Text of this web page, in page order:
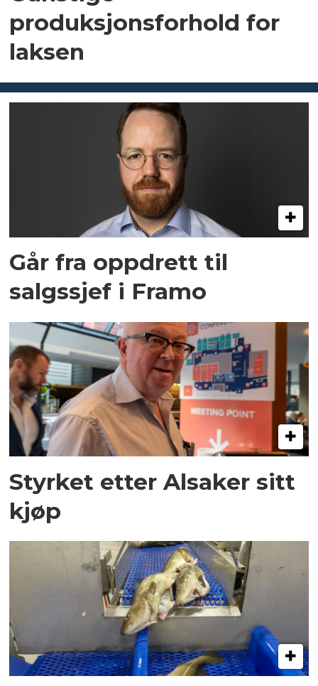
produksjonsforhold for
laksen
Går fra oppdrett til
salgssjef i Framo
Styrket etter Alsaker sitt
kjøp